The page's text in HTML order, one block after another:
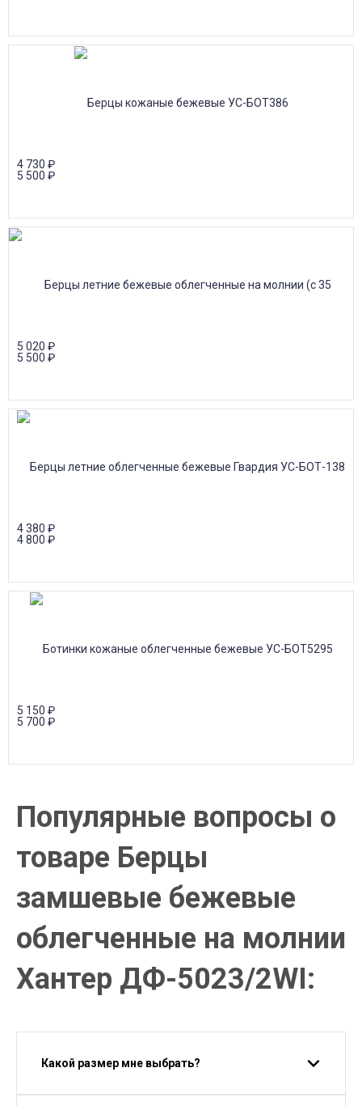
4 730 ₽
5 500 ₽
5 020 ₽
5 500 ₽
4 380 ₽
4 800 ₽
5 150 ₽
5 700 ₽
Популярные вопросы о
товаре Берцы
замшевые бежевые
облегченные на молнии
Хантер ДФ-5023/2WI:
Какой размер мне выбрать?